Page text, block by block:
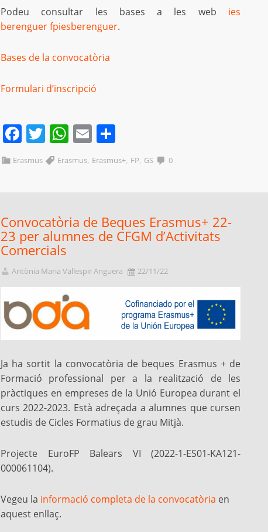
Podeu consultar les bases a les web ies
berenguerfpiesberenguer.
Bases de la convocatòria
Formulari d’inscripció
Facebook
Twitter
WhatsApp
Email
Erasmus Erasmus, Erasmus+, FP, GS 0
Convocatòria de Beques Erasmus+ 22-
23 per alumnes de CFGM d’Activitats
Comercials
Antònia Maria Vallespir Anguera 22/11/22
Ja ha sortit la convocatòria de beques Erasmus + de
Formació professional per a la realització de les
pràctiques en empreses de la Unió Europea durant el
curs 2022-2023. Està adreçada a alumnes que cursen
estudis de Cicles Formatius de grau Mitjà.
Projecte EuroFP Balears VI (2022-1-ES01-KA121-
000061104).
Vegeu la informació completa de la convocatòria en
aquest enllaç.